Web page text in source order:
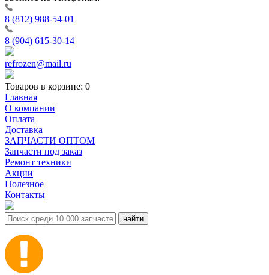
8 (812) 988-54-01
8 (904) 615-30-14
refrozen@mail.ru
Товаров в корзине: 0
Главная
О компании
Оплата
Доставка
ЗАПЧАСТИ ОПТОМ
Запчасти под заказ
Ремонт техники
Акции
Полезное
Контакты